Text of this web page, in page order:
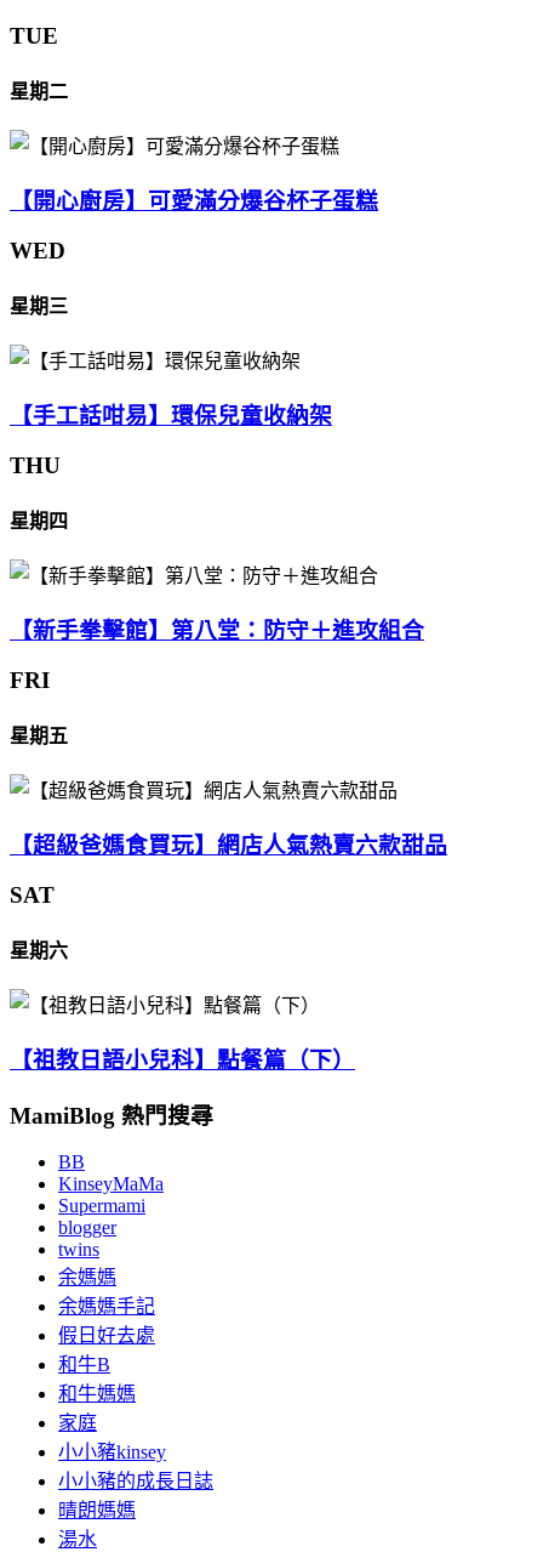
TUE
星期二
【開心廚房】可愛滿分爆谷杯子蛋糕
WED
星期三
【手工話咁易】環保兒童收納架
THU
星期四
【新手拳擊館】第八堂：防守＋進攻組合
FRI
星期五
【超級爸媽食買玩】網店人氣熱賣六款甜品
SAT
星期六
【祖教日語小兒科】點餐篇（下）
MamiBlog 熱門搜尋
BB
KinseyMaMa
Supermami
blogger
twins
余媽媽
余媽媽手記
假日好去處
和牛B
和牛媽媽
家庭
小小豬kinsey
小小豬的成長日誌
晴朗媽媽
湯水